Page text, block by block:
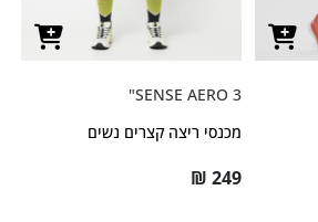
SENSE AERO 3"
מכנסי ריצה קצרים נשים
₪ 249